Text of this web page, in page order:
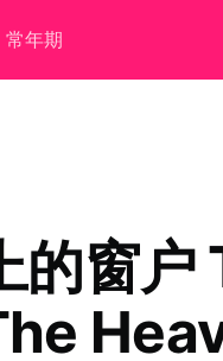
常年期
的窗户